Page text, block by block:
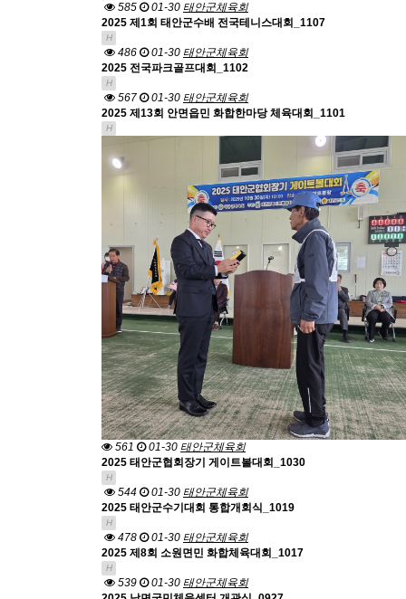
585 01-30 태안군체육회
2025 제1회 태안군수배 전국테니스대회_1107
H
486 01-30 태안군체육회
2025 전국파크골프대회_1102
H
567 01-30 태안군체육회
2025 제13회 안면읍민 화합한마당 체육대회_1101
H
561 01-30 태안군체육회
2025 태안군협회장기 게이트볼대회_1030
H
544 01-30 태안군체육회
2025 태안군수기대회 통합개회식_1019
H
478 01-30 태안군체육회
2025 제8회 소원면민 화합체육대회_1017
H
539 01-30 태안군체육회